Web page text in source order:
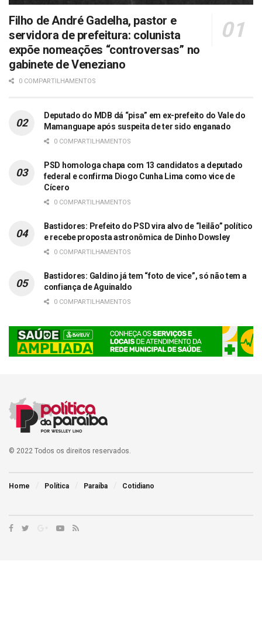
Filho de André Gadelha, pastor e
servidora de prefeitura: colunista
expõe nomeações “controversas” no
gabinete de Veneziano
0 COMPARTILHAMENTOS
Deputado do MDB dá “pisa” em ex-prefeito do Vale do
Mamanguape após suspeita de ter sido enganado
0 COMPARTILHAMENTOS
PSD homologa chapa com 13 candidatos a deputado
federal e confirma Diogo Cunha Lima como vice de
Cícero
0 COMPARTILHAMENTOS
Bastidores: Prefeito do PSD vira alvo de “leilão” político
e recebe proposta astronômica de Dinho Dowsley
0 COMPARTILHAMENTOS
Bastidores: Galdino já tem “foto de vice”, só não tem a
confiança de Aguinaldo
0 COMPARTILHAMENTOS
© 2022 Todos os direitos reservados.
Home Política Paraíba Cotidiano